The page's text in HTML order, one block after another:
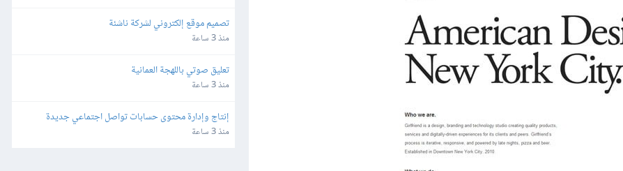
تصميم موقع إلكتروني لشركة ناشئة
منذ 3 ساعة
تعليق صوتي باللهجة العمانية
منذ 3 ساعة
إنتاج وإدارة محتوى حسابات تواصل اجتماعي جديدة
منذ 3 ساعة